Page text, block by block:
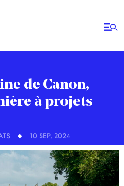
de Canon,
à projets
10 SEP. 2024